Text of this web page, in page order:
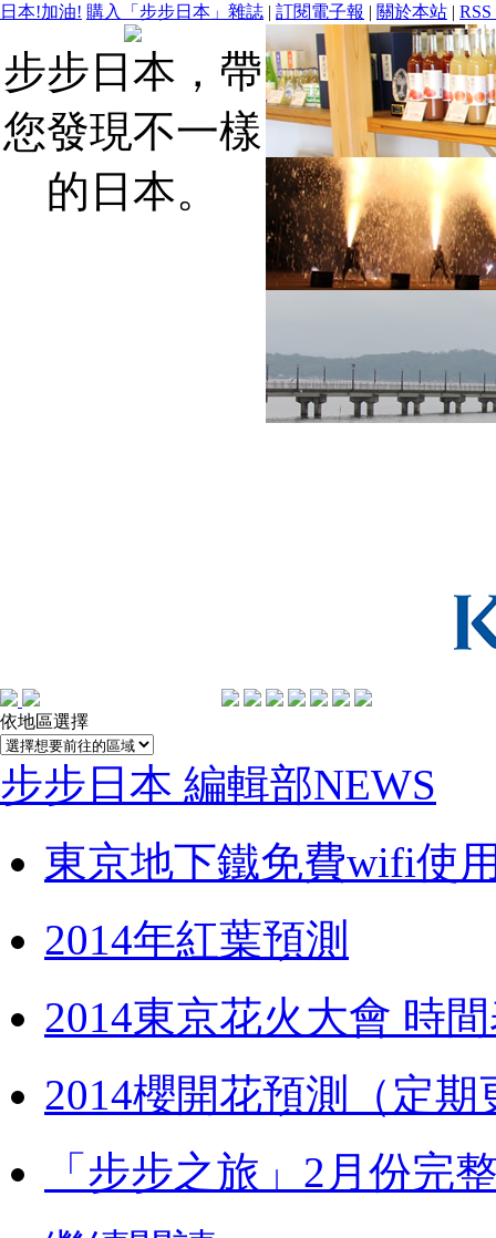
日本!加油! 購入「步步日本」雜誌 | 訂閱電子報 | 關於本站 | RSS
步步日本，帶
您發現不一樣
的日本。
依地區選擇
步步日本 編輯部NEWS
東京地下鐵免費wifi使
2014年紅葉預測
2014東京花火大會 時
2014櫻開花預測（定期
「步步之旅」2月份完